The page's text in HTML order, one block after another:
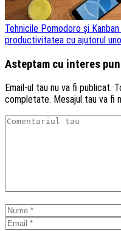
Tehnicile Pomodoro și
productivitatea cu ajutorul
Asteptam cu interes
Email-ul tau nu va fi publicat.
completate. Mesajul tau va fi